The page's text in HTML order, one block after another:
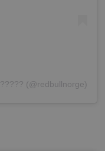
(@redbullnorge)